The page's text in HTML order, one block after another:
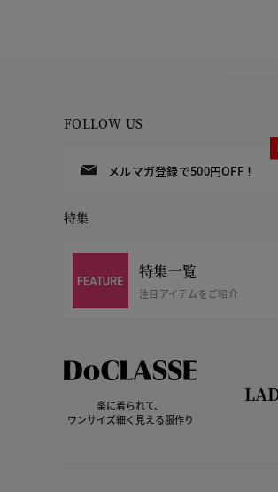
FOLLOW US
メルマガ登録で500円OFF！
特集
特集一覧
注目アイテムをご紹介
楽に着られて、
ワンサイズ細く見える服作り